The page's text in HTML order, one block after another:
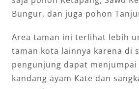
Bungur, dan juga pohon
Area taman ini terlihat lebih
taman kota lainnya karena di
pengunjung dapat menjumpai
kandang ayam Kate dan